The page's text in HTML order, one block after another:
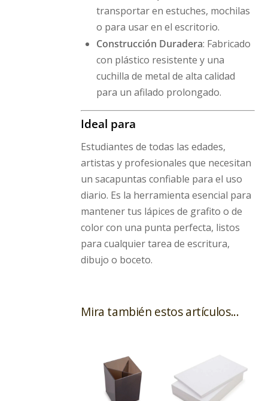
transportar en estuches, mochilas
o para usar en el escritorio.
Construcción Duradera: Fabricado
con plástico resistente y una
cuchilla de metal de alta calidad
para un afilado prolongado.
Ideal para
Estudiantes de todas las edades,
artistas y profesionales que necesitan
un sacapuntas confiable para el uso
diario. Es la herramienta esencial para
mantener tus lápices de grafito o de
color con una punta perfecta, listos
para cualquier tarea de escritura,
dibujo o boceto.
Mira también estos artículos...